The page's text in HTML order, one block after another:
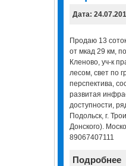
Дата:
Продаю 13
от мкад 29 км,
Кленово, уч-к
лесом, свет по
перспектива,
развитая
доступности,
Подольск, г.
Донского).
89067407111
Подробнее